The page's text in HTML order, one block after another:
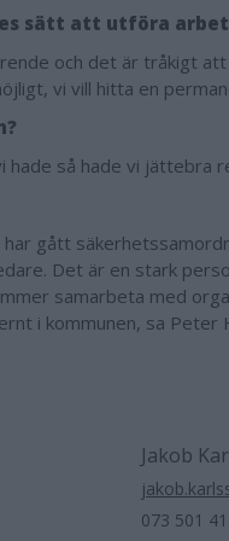
sätt att utföra
och det är tråkigt att
vi vill hitta en
hade så hade vi jättebra
gått
Det är en stark
samarbeta med
i kommunen, sa Peter
Jakob
073 501